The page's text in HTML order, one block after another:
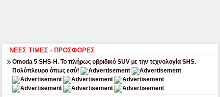
ΝΕΕΣ ΤΙΜΕΣ - ΠΡΟΣΦΟΡΕΣ
Omoda 5 SHS-H. Το πλήρως υβριδικό SUV με την τεχνολογία SHS.
Πολύπλευρο όπως εσύ!